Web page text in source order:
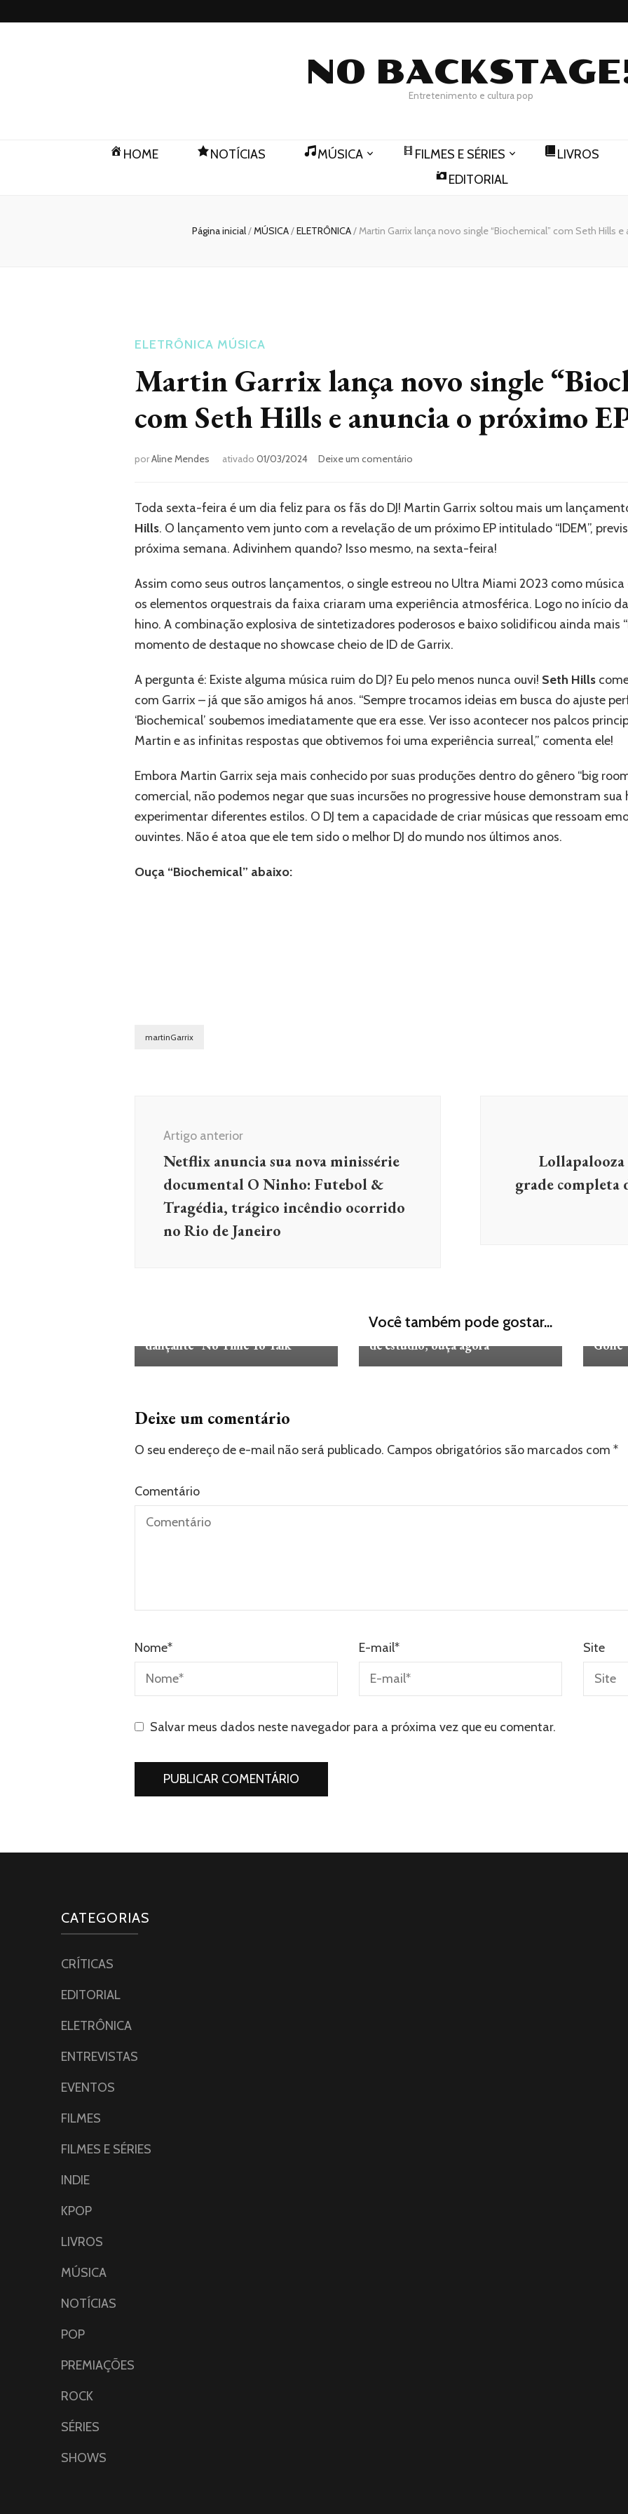
NO
Entretenimento e cultura pop
HOME NOTÍCIAS MÚSICA FILMES E SÉRIES LIVROS
EDITORIAL
Página inicial/MÚSICA/ELETRÔNICA/Martin Garrix lança novo single “Biochemical” com Seth Hills e
ELETRÔNICA MÚSICA
Martin Garrix lança novo single
com Seth Hills e anuncia o próximo
porAline Mendes ativado 01/03/2024 Deixe um comentário
lança
single
“Biochemical”
Hills
e
anuncia
próximo
“IDEM”
Toda sexta-feira é um dia feliz para os fãs do DJ! Martin Garrix soltou mais um
Hills. O lançamento vem junto com a revelação de um próximo EP intitulado “IDEM”,
próxima semana. Adivinhem quando? Isso mesmo, na sexta-feira!
Assim como seus outros lançamentos, o single estreou no Ultra Miami 2023 como
os elementos orquestrais da faixa criaram uma experiência atmosférica. Logo no início
hino. A combinação explosiva de sintetizadores poderosos e baixo solidificou ainda mais
momento de destaque no showcase cheio de ID de Garrix.
A pergunta é: Existe alguma música ruim do DJ? Eu pelo menos nunca ouvi! Seth Hills
com Garrix – já que são amigos há anos. “Sempre trocamos ideias em busca do ajuste
‘Biochemical’ soubemos imediatamente que era esse. Ver isso acontecer nos palcos
Martin e as infinitas respostas que obtivemos foi uma experiência surreal,” comenta ele!
Embora Martin Garrix seja mais conhecido por suas produções dentro do gênero “big
comercial, não podemos negar que suas incursões no progressive house demonstram
experimentar diferentes estilos. O DJ tem a capacidade de criar músicas que ressoam
ouvintes. Não é atoa que ele tem sido o melhor DJ do mundo nos últimos anos.
Ouça “Biochemical” abaixo:
martinGarrix
postArtigo anterior
Netflix anuncia sua nova minissérie
documental O Ninho: Futebol &
Tragédia, trágico incêndio ocorrido
no Rio de Janeiro
grade completa
Você também pode gostar...
dançante “No Time To Talk”
Billie Eilish lança ‘HIT ME HARD
AND SOFT’, seu terceiro álbum
de estúdio; ouça agora
Deixe um comentário
O seu endereço de e-mail não será publicado. Campos obrigatórios são marcados com *
Comentário
Nome* E-mail* Site
Salvar meus dados neste navegador para a próxima vez que eu comentar.
CATEGORIAS
CRÍTICAS
EDITORIAL
ELETRÔNICA
ENTREVISTAS
EVENTOS
FILMES
FILMES E SÉRIES
INDIE
KPOP
LIVROS
MÚSICA
NOTÍCIAS
POP
PREMIAÇÕES
ROCK
SÉRIES
SHOWS